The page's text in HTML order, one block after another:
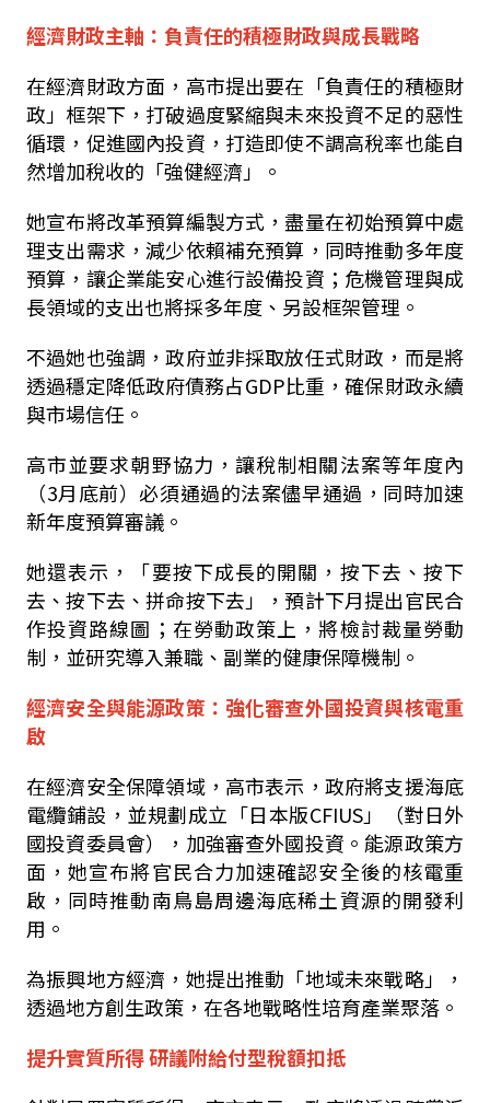
經濟財政主軸：負責任的積極財政與成長戰略
在經濟財政方面，高市提出要在「負責任的積極財
政」框架下，打破過度緊縮與未來投資不足的惡性
循環，促進國內投資，打造即使不調高稅率也能自
然增加稅收的「強健經濟」。
她宣布將改革預算編製方式，盡量在初始預算中處
理支出需求，減少依賴補充預算，同時推動多年度
預算，讓企業能安心進行設備投資；危機管理與成
長領域的支出也將採多年度、另設框架管理。
不過她也強調，政府並非採取放任式財政，而是將
透過穩定降低政府債務占GDP比重，確保財政永續
與市場信任。
高市並要求朝野協力，讓稅制相關法案等年度內
（3月底前）必須通過的法案儘早通過，同時加速
新年度預算審議。
她還表示，「要按下成長的開關，按下去、按下
去、按下去、拼命按下去」，預計下月提出官民合
作投資路線圖；在勞動政策上，將檢討裁量勞動
制，並研究導入兼職、副業的健康保障機制。
經濟安全與能源政策：強化審查外國投資與核電重
啟
在經濟安全保障領域，高市表示，政府將支援海底
電纜鋪設，並規劃成立「日本版CFIUS」（對日外
國投資委員會），加強審查外國投資。能源政策方
面，她宣布將官民合力加速確認安全後的核電重
啟，同時推動南鳥島周邊海底稀土資源的開發利
用。
為振興地方經濟，她提出推動「地域未來戰略」，
透過地方創生政策，在各地戰略性培育產業聚落。
提升實質所得 研議附給付型稅額扣抵